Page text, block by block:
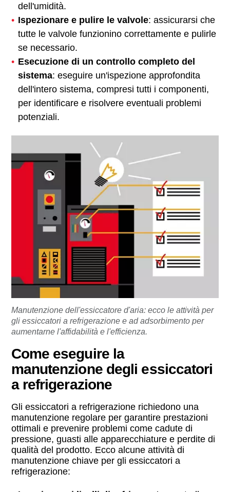
dell'umidità.
Ispezionare e pulire le valvole: assicurarsi che
tutte le valvole funzionino correttamente e pulirle
se necessario.
Esecuzione di un controllo completo del
sistema: eseguire un'ispezione approfondita
dell'intero sistema, compresi tutti i componenti,
per identificare e risolvere eventuali problemi
potenziali.
Manutenzione dell'essiccatore d'aria: ecco le attività per
gli essiccatori a refrigerazione e ad adsorbimento per
aumentarne l'affidabilità e l'efficienza.
Come eseguire la
manutenzione degli essiccatori
a refrigerazione
Gli essiccatori a refrigerazione richiedono una
manutenzione regolare per garantire prestazioni
ottimali e prevenire problemi come cadute di
pressione, guasti alle apparecchiature e perdite di
qualità del prodotto. Ecco alcune attività di
manutenzione chiave per gli essiccatori a
refrigerazione: